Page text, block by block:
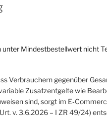
unter Mindestbestellwert nicht
Verbrauchern gegenüber
Zusatzentgelte wie
sind, sorgt im
v. 3.6.2026 – I ZR 49/24)